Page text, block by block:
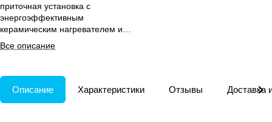
приточная установка с
энергоэффективным
керамическим нагревателем и
цифровым управлением для
офисов и гостиниц.
Все описание
Описание Характеристики Отзывы Доставка